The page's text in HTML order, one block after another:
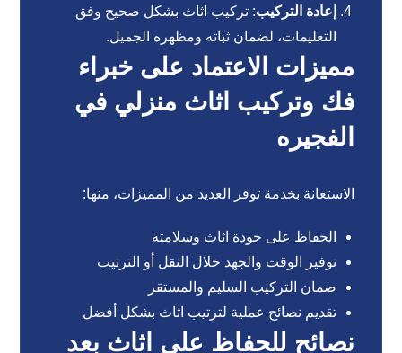
إعادة التركيب: تركيب اثاث بشكل صحيح وفق
التعليمات، لضمان ثباته ومظهره الجميل.
مميزات الاعتماد على خبراء
فك وتركيب اثاث منزلي في
الفجيره
الاستعانة بخدمة توفر العديد من المميزات، منها:
الحفاظ على جودة اثاث وسلامته
توفير الوقت والجهد خلال النقل أو الترتيب
ضمان التركيب السليم والمستقر
تقديم نصائح عملية لترتيب اثاث بشكل أفضل
نصائح للحفاظ على اثاث بعد